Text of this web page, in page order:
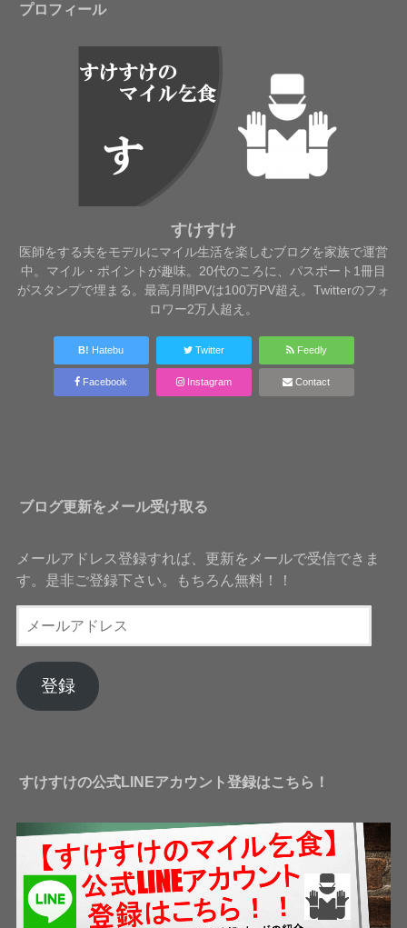
プロフィール
すけすけ
医師をする夫をモデルにマイル生活を楽しむブログを家族で運営
中。マイル・ポイントが趣味。20代のころに、パスポート1冊目
がスタンプで埋まる。最高月間PVは100万PV超え。Twitterのフォ
ロワー2万人超え。
B! Hatebu Twitter Feedly
Facebook Instagram Contact
ブログ更新をメール受け取る
メールアドレス登録すれば、更新をメールで受信できま
す。是非ご登録下さい。もちろん無料！！
ー
ア
ド
登録
すけすけの公式LINEアカウント登録はこちら！